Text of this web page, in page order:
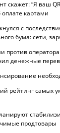
скажет: “Я ваш
картами
с
бума: сети,
против
денежные
рейтинг самых
продтовары